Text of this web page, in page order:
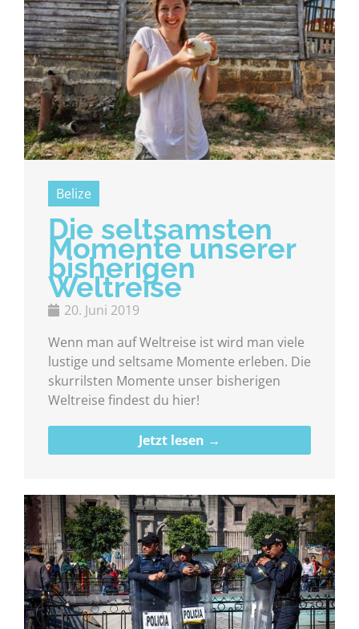
Belize
Die seltsamsten
Momente unserer
bisherigen
Weltreise
20. Juni 2019
Wenn man auf Weltreise ist wird man viele
lustige und seltsame Momente erleben. Die
skurrilsten Momente unser bisherigen
Weltreise findest du hier!
Jetzt lesen →